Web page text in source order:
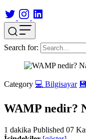
Search for:
Category 💻 Bilgisayar
WAMP nedir?
1 dakika Published 07